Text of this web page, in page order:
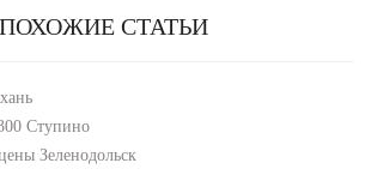
ПОХОЖИЕ СТАТЬИ
Ступино
Зеленодольск